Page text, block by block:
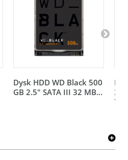
Dysk HDD WD Black 500
GB 2.5" SATA III 32 MB...